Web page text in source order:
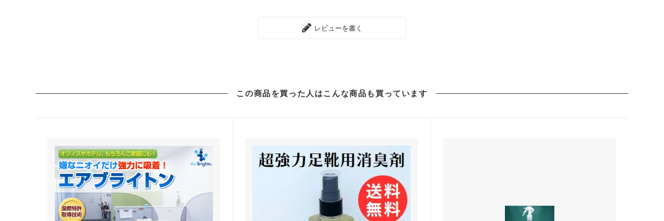
レビューを書く
この商品を買った人は こんな商品も買っています